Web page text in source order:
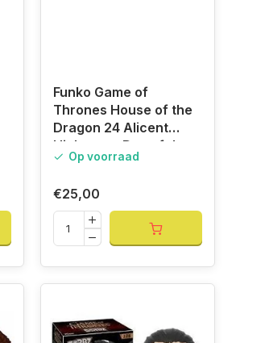
Funko Game of
Thrones House of the
Dragon 24 Alicent
Hightower Day of the
Dragon GoT
Op voorraad
€25,00